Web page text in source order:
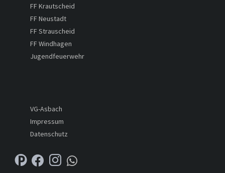
FF Krautscheid
FF Neustadt
FF Strauscheid
FF Windhagen
Jugendfeuerwehr
VG-Asbach
Impressum
Datenschutz